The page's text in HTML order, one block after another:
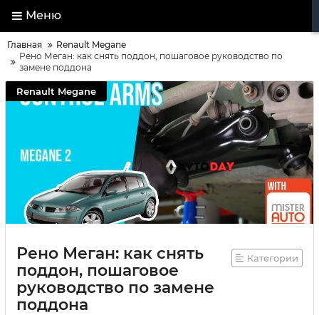
Меню
Главная
Renault Megane
Рено Меган: как снять поддон, пошаговое руководство по
замене поддона
Renault Megane
Рено Меган: как снять
поддон, пошаговое
руководство по замене
поддона
Категории